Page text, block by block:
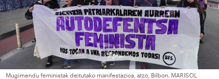
Mugimendu feministak deitutako manifestazioa, atzo, Bilbon. MARISOL